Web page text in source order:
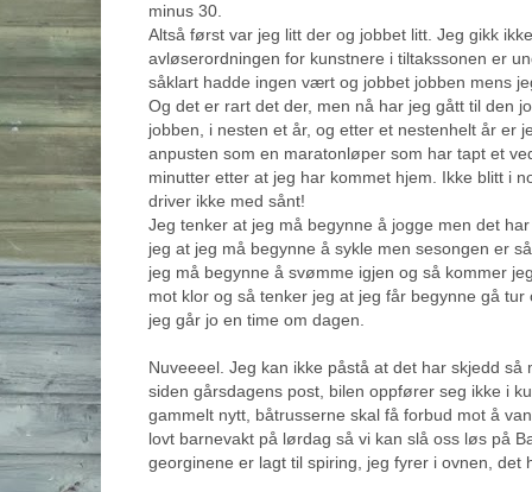
minus 30.
Altså først var jeg litt der og jobbet litt. Jeg gikk
avløserordningen for kunstnere i tiltakssonen er
såklart hadde ingen vært og jobbet jobben mens
Og det er rart det der, men nå har jeg gått til den
jobben, i nesten et år, og etter et nestenhelt år er
anpusten som en maratonløper som har tapt et
minutter etter at jeg har kommet hjem. Ikke blitt i
driver ikke med sånt!
Jeg tenker at jeg må begynne å jogge men det
jeg at jeg må begynne å sykle men sesongen er
jeg må begynne å svømme igjen og så kommer
mot klor og så tenker jeg at jeg får begynne gå
jeg går jo en time om dagen.
Nuveeeel. Jeg kan ikke påstå at det har skjedd så
siden gårsdagens post, bilen oppfører seg ikke i
gammelt nytt, båtrusserne skal få forbud mot å
lovt barnevakt på lørdag så vi kan slå oss løs på
georginene er lagt til spiring, jeg fyrer i ovnen, det